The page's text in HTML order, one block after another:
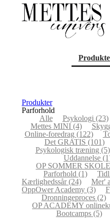
Produkter
Parforhold
Alle
Psykologi (23)
Mettes MINI (4)
Online-foredrag (122)
Det GRATIS (101)
Psykologisk træning (5)
Uddannelse
OP SOMMER
Parforhold (1)
Kærlighedssår(24) Mer'
OppOwer Academy (3)
Dronningeproces (2)
OP ACADEMY
Bootcamps (5)